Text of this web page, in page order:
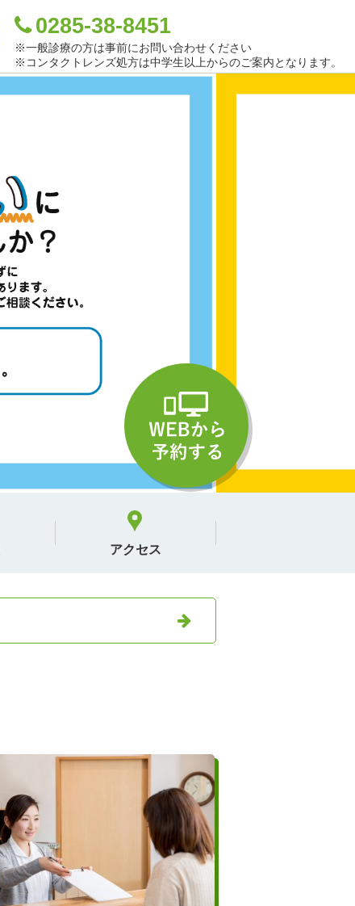
0285-38-8451
※一般診療の方は事前にお問い合わせください
※コンタクトレンズ処方は中学生以上からのご案内となります。
アクセス